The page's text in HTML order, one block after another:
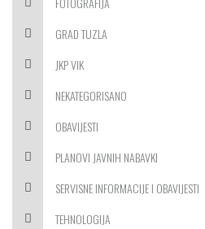
GRAD TUZLA
JKP VIK
NEKATEGORISANO
OBAVIJESTI
PLANOVI JAVNIH NABAVKI
SERVISNE INFORMACIJE I OBAVIJESTI
TEHNOLOGIJA